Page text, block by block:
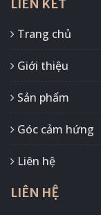
LIÊN KẾT
Trang chủ
Giới thiệu
Sản phẩm
Góc cảm hứng
Liên hệ
LIÊN HỆ